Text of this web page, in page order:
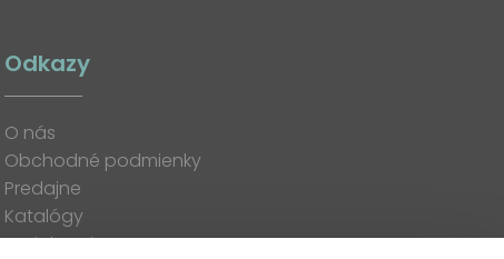
Odkazy
O nás
Obchodné podmienky
Predajne
Katalógy
K stiahnutiu